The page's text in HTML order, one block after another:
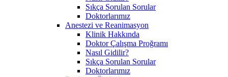
Sıkça Sorulan Sorular
Doktorlarımız
Anestezi ve Reanimasyon
Klinik Hakkında
Doktor Çalışma Proğramı
Nasıl Gidilir?
Sıkça Sorulan Sorular
Doktorlarımız